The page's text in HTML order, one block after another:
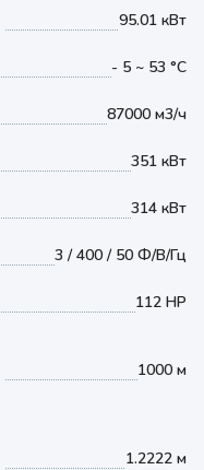
95.01 кВт
- 5 ~ 53 °С
87000 м3/ч
351 кВт
314 кВт
3 / 400 / 50 Ф/В/Гц
112 HP
1000 м
1.2222 м